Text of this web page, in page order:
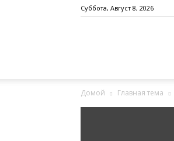
Суббота, Август 8, 2026
Домой Главная тема